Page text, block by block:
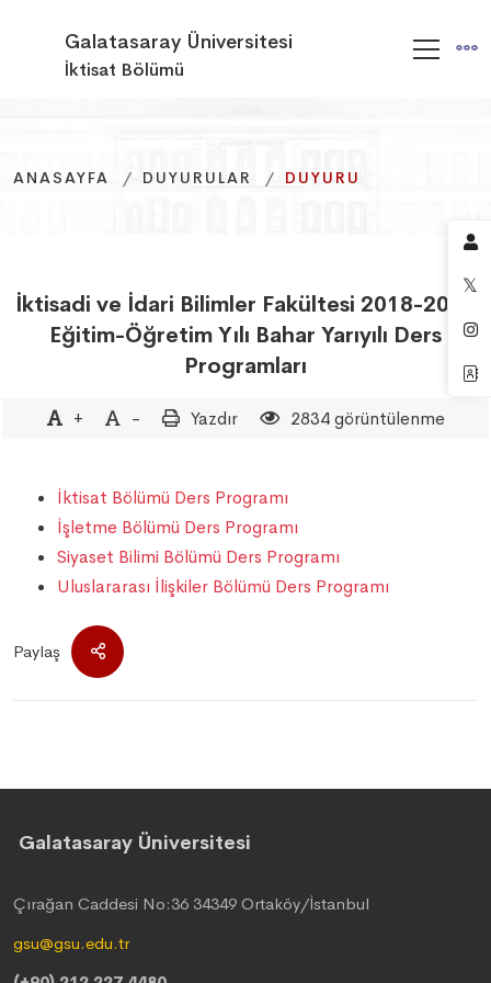
Galatasaray Üniversitesi
İktisat Bölümü
ANASAYFA DUYURULAR DUYURU
ANASAYFA DUYURULAR DUYURU
ANASAYFA DUYURULAR DUYURU
İktisadi ve İdari Bilimler Fakültesi 2018-2019
Eğitim-Öğretim Yılı Bahar Yarıyılı Ders
Programları
+ - Yazdır 2834 görüntülenme
İktisat Bölümü Ders Programı
İşletme Bölümü Ders Programı
Siyaset Bilimi Bölümü Ders Programı
Uluslararası İlişkiler Bölümü Ders Programı
Paylaş
Galatasaray Üniversitesi
Çırağan Caddesi No:36 34349 Ortaköy/İstanbul
gsu@gsu.edu.tr